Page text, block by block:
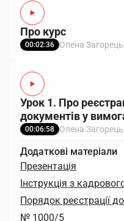
Про курс
00:02:36 Олена
Урок 1. Про
документів у
00:06:58 Олена
Додаткові матеріали
Презентація
Інструкція з
Порядок реєстрації
№ 1000/5